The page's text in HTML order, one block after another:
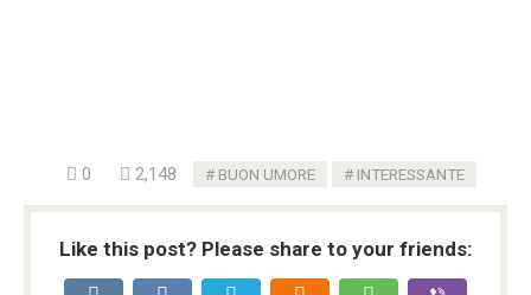
0 2,148 BUON UMORE INTERESSANTE
Like this post? Please share to your friends: